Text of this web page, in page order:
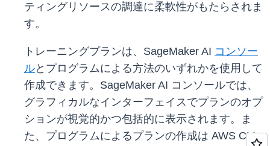
ティングリソースの調達に柔軟性がもたらされま
す。
トレーニングプランは、SageMaker AI コンソー
ルとプログラムによる方法のいずれかを使用して
作成できます。SageMaker AI コンソールでは、
グラフィカルなインターフェイスでプランのオプ
ションが視覚的かつ包括的に表示されます。ま
た、プログラムによるプランの作成は AWS CLI